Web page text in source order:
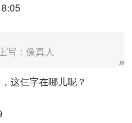
写：像真人
这仨字在哪儿呢？